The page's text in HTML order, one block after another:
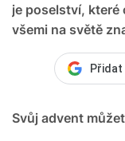
je poselství, které
všemi na světě
Přidat
Svůj advent